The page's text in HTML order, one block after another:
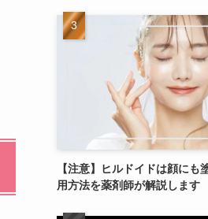
【注意】ヒルドイドは顔にも
用方法を薬剤師が解説します